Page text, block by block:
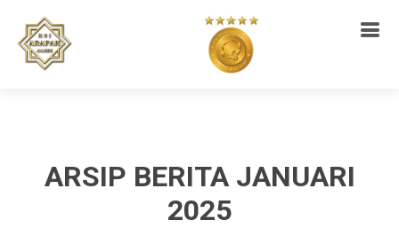
ARSIP BERITA JANUARI
2025